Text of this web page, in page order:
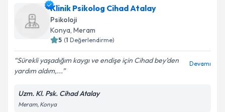
Takvim Talebini Gönder
Klinik Psikolog Elif Ünaliçin randevu takvimi talebi
oluşturun. Size bu uzmandan randevu almanız için bir
takvim hazırlandığında e-posta ile bilgilendireceğiz.
Kişisel verilerimin işlenmesine ilişkin
Metni
Klinik Psikolog Cihad Atalay
Psikoloji
Konya, Meram
5 (1 Değerlendirme)
Sürekli yaşadığım kaygı ve endişe için Cihad bey’den
yardım aldım,...
Devamı
Uzm. Kl. Psk. Cihad Atalay
Meram, Konya